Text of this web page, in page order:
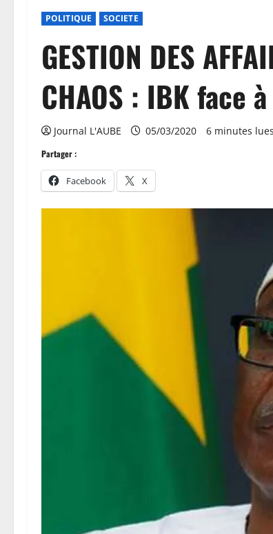
POLITIQUE SOCIETE
GESTION DES
CHAOS : IBK face
Journal L'AUBE 05/03/2020 6 minutes lues
Partager :
Facebook X